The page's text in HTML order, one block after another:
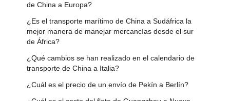
de China a Europa?
¿Es el transporte marítimo de China a Sudáfrica la
mejor manera de manejar mercancías desde el sur
de África?
¿Qué cambios se han realizado en el calendario de
transporte de China a Italia?
¿Cuál es el precio de un envío de Pekín a Berlín?